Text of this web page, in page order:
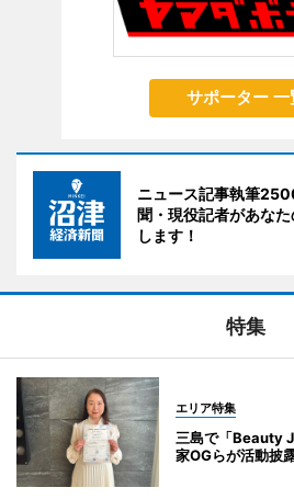
サポーター 一
ニュース記事執筆
聞・現役記者があな
します！
特集
エリア特集
三島で「Beauty
家OGらが活動披